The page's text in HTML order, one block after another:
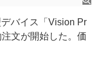
バイス「Vision Pr
文が開始した。価